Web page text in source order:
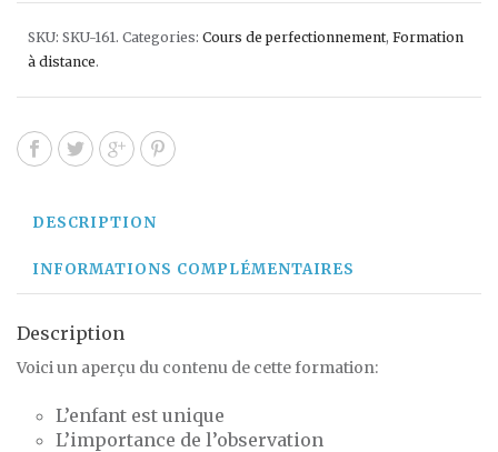
SKU: SKU-161. Categories: Cours de perfectionnement, Formation
à distance.
DESCRIPTION
INFORMATIONS COMPLÉMENTAIRES
Description
Voici un aperçu du contenu de cette formation:
L’enfant est unique
L’importance de l’observation